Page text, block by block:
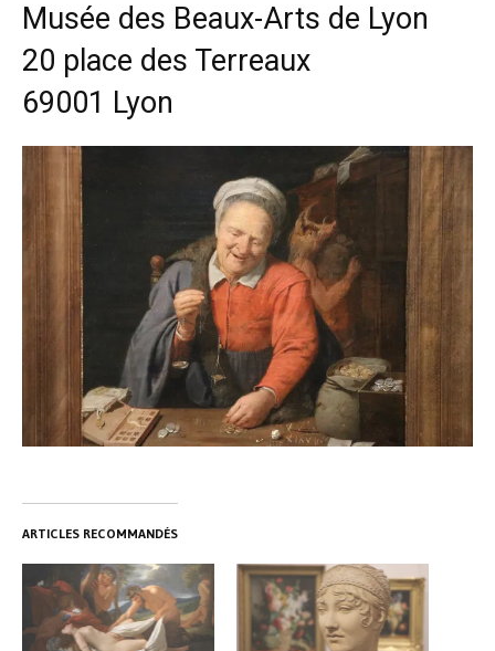
Musée des Beaux-Arts de Lyon
20 place des Terreaux
69001 Lyon
ARTICLES RECOMMANDÉS